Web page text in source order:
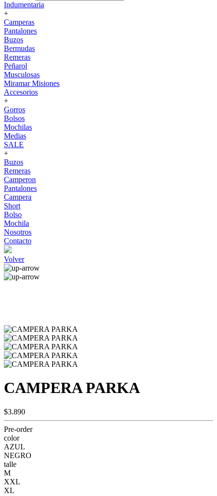
Indumentaria
+
Camperas
Pantalones
Buzos
Bermudas
Remeras
Peñarol
Musculosas
Miramar Misiones
Accesorios
+
Gorros
Bolsos
Mochilas
Medias
SALE
+
Buzos
Remeras
Camperon
Pantalones
Campera
Short
Bolso
Mochila
Nosotros
Contacto
Volver
CAMPERA PARKA
$3.890
Pre-order
color
AZUL
NEGRO
talle
M
XXL
XL